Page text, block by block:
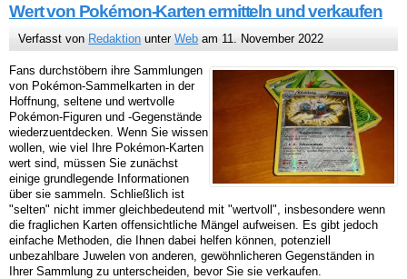
Wert von Pokémon-Karten ermitteln und verkaufen
Verfasst von Redaktion unterWeb am 11. November 2022
Fans durchstöbern ihre Sammlungen
von Pokémon-Sammelkarten in der
Hoffnung, seltene und wertvolle
Pokémon-Figuren und -Gegenstände
wiederzuentdecken. Wenn Sie wissen
wollen, wie viel Ihre Pokémon-Karten
wert sind, müssen Sie zunächst
einige grundlegende Informationen
über sie sammeln. Schließlich ist
"selten" nicht immer gleichbedeutend mit "wertvoll", insbesondere wenn
die fraglichen Karten offensichtliche Mängel aufweisen. Es gibt jedoch
einfache Methoden, die Ihnen dabei helfen können, potenziell
unbezahlbare Juwelen von anderen, gewöhnlicheren Gegenständen in
Ihrer Sammlung zu unterscheiden, bevor Sie sie verkaufen.